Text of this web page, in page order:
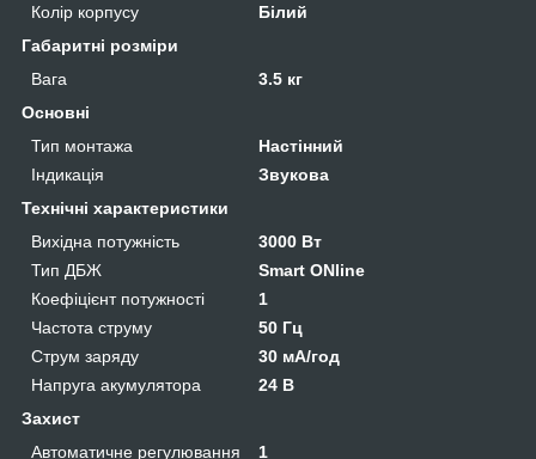
Колір корпусу
Білий
Габаритні розміри
Вага
3.5 кг
Основні
Тип монтажа
Настінний
Індикація
Звукова
Технічні характеристики
Вихідна потужність
3000 Вт
Тип ДБЖ
Smart ONline
Коефіцієнт потужності
1
Частота струму
50 Гц
Струм заряду
30 мА/год
Напруга акумулятора
24 В
Захист
Автоматичне регулювання
1